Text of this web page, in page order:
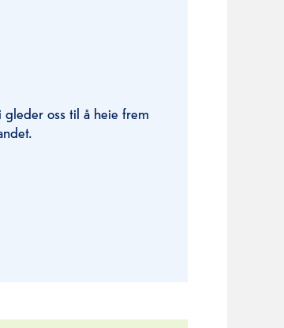
gleder oss til å heie frem